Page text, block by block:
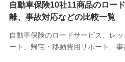
10.受託業務の 個人情報
受託業務の遂行およびこれらに準
11.マイカー通勤管理クラウ
自動車保険10社11商品のロー
離、事故対応などの比較一覧
自動車保険のロードサービス、レ
ート、帰宅・移動費用サポート、